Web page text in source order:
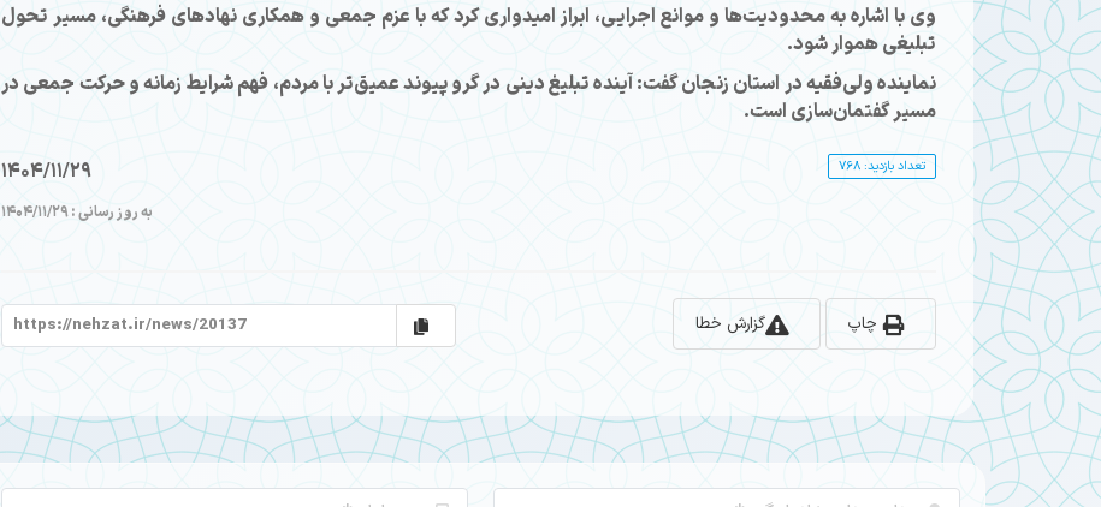
وی با اشاره به محدودیت‌ها و موانع اجرایی، ابراز امیدواری کرد که با عزم جمعی و همکاری نهادهای فرهنگی، مسیر تحول
تبلیغی هموار شود.
نماینده ولی‌فقیه در استان زنجان گفت: آینده تبلیغ دینی در گرو پیوند عمیق‌تر با مردم، فهم شرایط زمانه و حرکت جمعی در
مسیر گفتمان‌سازی است.
1404/11/29
به روز رسانی : 1404/11/29
تعداد بازدید: 768
گزارش خطا چاپ